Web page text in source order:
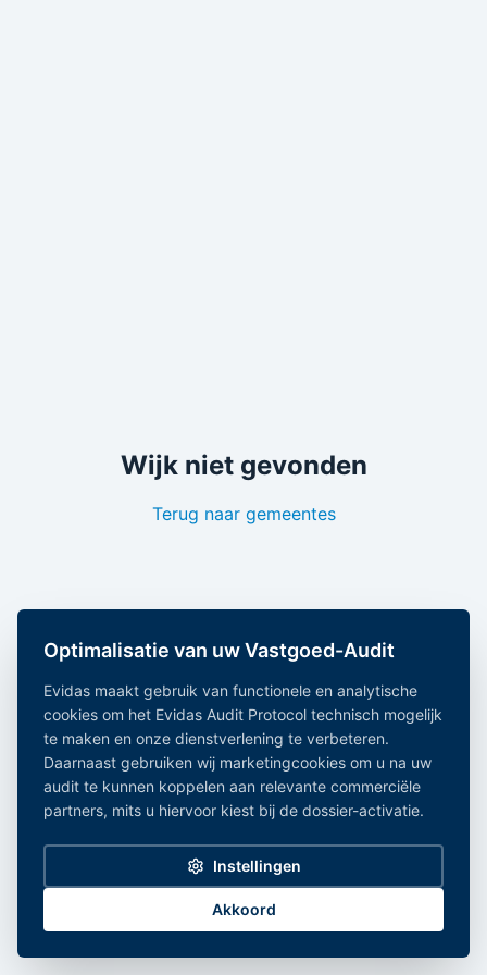
Wijk niet gevonden
Terug naar gemeentes
Optimalisatie van uw Vastgoed-Audit
Evidas maakt gebruik van functionele en analytische
cookies om het Evidas Audit Protocol technisch mogelijk
te maken en onze dienstverlening te verbeteren.
Daarnaast gebruiken wij marketingcookies om u na uw
audit te kunnen koppelen aan relevante commerciële
partners, mits u hiervoor kiest bij de dossier-activatie.
Instellingen
Akkoord